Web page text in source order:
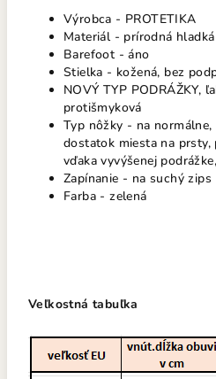
Výrobca - PROTETIKA
Materiál - prírodná
Barefoot - áno
Stielka - kožená, bez
NOVÝ TYP PODRÁŽKY,
protišmyková
Typ nôžky - na
dostatok miesta na prsty,
vďaka vyvýšenej
Zapínanie - na suchý zips
Farba - zelená
Veľkostná tabuľka